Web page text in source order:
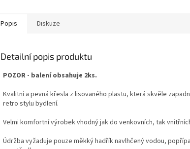
Popis Diskuze
Detailní popis produktu
POZOR - balení obsahuje 2ks.
Kvalitní a pevná křesla z lisovaného plastu, která skvěle
retro stylu bydlení.
Velmi komfortní výrobek vhodný jak do venkovních, tak
Údržba vyžaduje pouze měkký hadřík navlhčený vodou,